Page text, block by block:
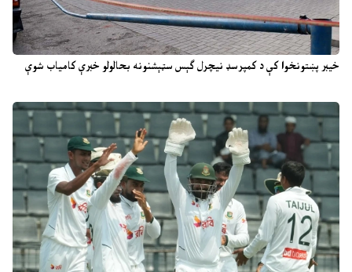
خیبر پښتونخوا کې د کمپرسډ نیچرل ګېس سټېشنونه بحالولو خبرې کامیاب شوې